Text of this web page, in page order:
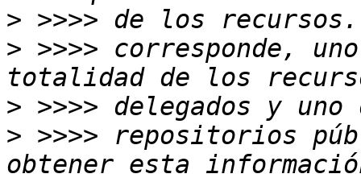
>
> >>>> corresponde,
>
> >>>> repositorios